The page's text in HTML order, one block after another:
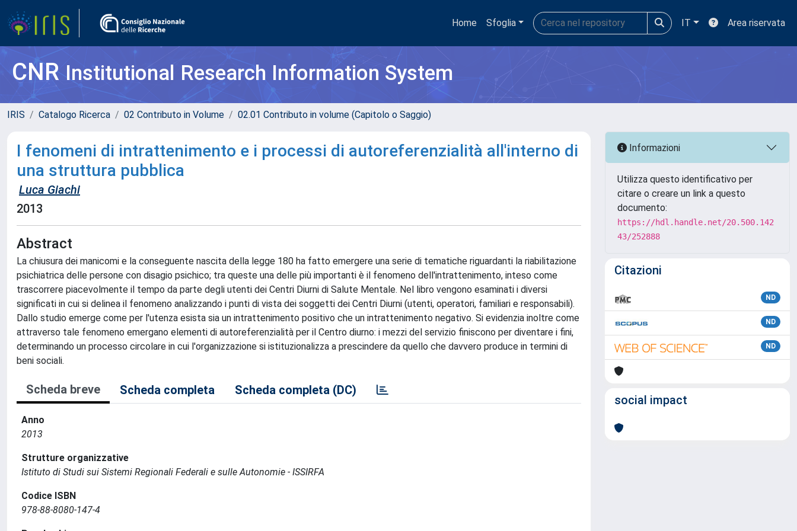
Home Sfoglia IT Area riservata
CNRInstitutional Research Information System
IRIS Catalogo Ricerca 02 Contributo in Volume 02.01 Contributo in volume (Capitolo o Saggio)
I fenomeni di intrattenimento e i processi di autoreferenzialità all'interno di
una struttura pubblica
Luca Giachi
2013
Abstract
La chiusura dei manicomi e la conseguente nascita della legge 180 ha fatto emergere una serie di tematiche riguardanti la riabilitazione
psichiatrica delle persone con disagio psichico; tra queste una delle più importanti è il fenomeno dell'intrattenimento, inteso come
trascorrere piacevolmente il tempo da parte degli utenti dei Centri Diurni di Salute Mentale. Nel libro vengono esaminati i diversi
significati in cui si delinea il fenomeno analizzando i punti di vista dei soggetti dei Centri Diurni (utenti, operatori, familiari e responsabili).
Dallo studio emerge come per l'utenza esista sia un intrattenimento positivo che un intrattenimento negativo. Si evidenzia inoltre come
attraverso tale fenomeno emergano elementi di autoreferenzialità per il Centro diurno: i mezzi del servizio finiscono per diventare i fini,
determinando un processo circolare in cui l'organizzazione si istituzionalizza a prescindere da quello che davvero produce in termini di
beni sociali.
Scheda breve Scheda completa Scheda completa (DC)
Anno
2013
Strutture organizzative
Istituto di Studi sui Sistemi Regionali Federali e sulle Autonomie - ISSIRFA
Codice ISBN
978-88-8080-147-4
Informazioni
Utilizza questo identificativo per
citare o creare un link a questo
documento:
https://hdl.handle.net/20.500.142
43/252888
Citazioni
ND
ND
ND
social impact